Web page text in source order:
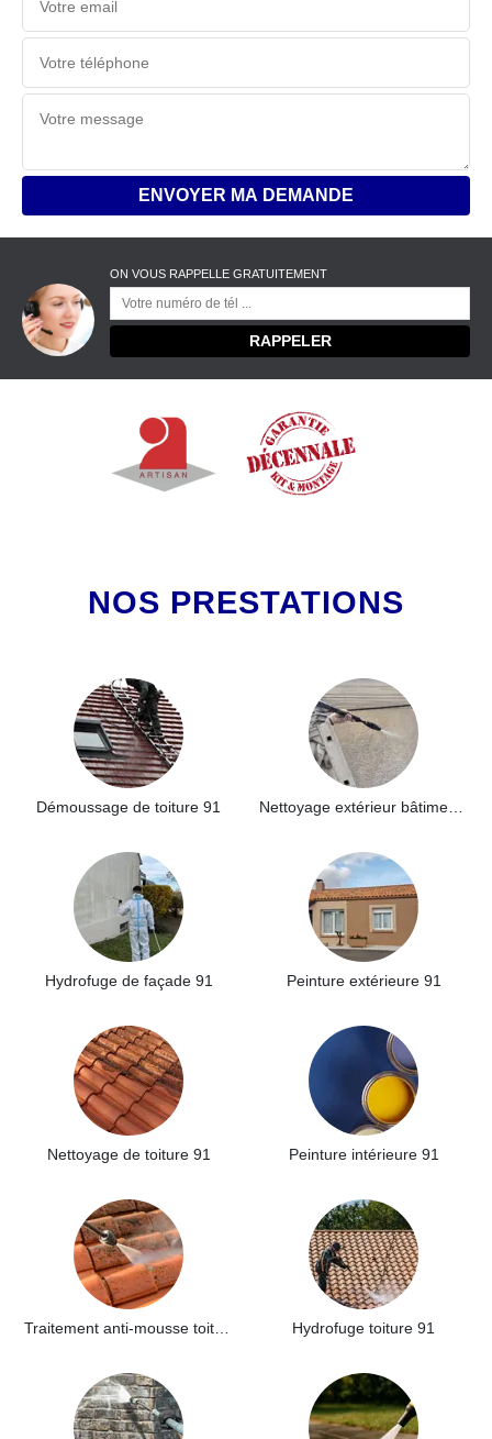
ON VOUS RAPPELLE GRATUITEMENT
NOS PRESTATIONS
Démoussage de toiture 91
Hydrofuge de façade 91 Peinture extérieure 91
Nettoyage de toiture 91 Peinture intérieure 91
Hydrofuge toiture 91